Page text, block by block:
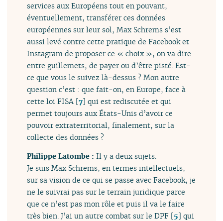
services aux Européens tout en pouvant,
éventuellement, transférer ces données
européennes sur leur sol, Max Schrems s’est
aussi levé contre cette pratique de Facebook et
Instagram de proposer ce « choix », on va dire
entre guillemets, de payer ou d’être pisté. Est-
ce que vous le suivez là-dessus ? Mon autre
question c’est : que fait-on, en Europe, face à
cette loi FISA [7] qui est rediscutée et qui
permet toujours aux États-Unis d’avoir ce
pouvoir extraterritorial, finalement, sur la
collecte des données ?
Philippe Latombe :Il y a deux sujets.
Je suis Max Schrems, en termes intellectuels,
sur sa vision de ce qui se passe avec Facebook, je
ne le suivrai pas sur le terrain juridique parce
que ce n’est pas mon rôle et puis il va le faire
très bien. J’ai un autre combat sur le DPF [5] qui